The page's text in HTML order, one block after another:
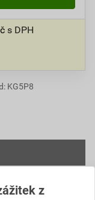
s DPH
KG5P8
systém
z